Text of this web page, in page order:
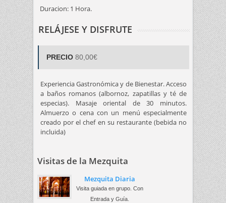
Duracion: 1 Hora.
RELÁJESE Y DISFRUTE
PRECIO 80,00€
Experiencia Gastronómica y de Bienestar. Acceso
a baños romanos (albornoz, zapatillas y té de
especias). Masaje oriental de 30 minutos.
Almuerzo o cena con un menú especialmente
creado por el chef en su restaurante (bebida no
incluida)
Visitas de la Mezquita
Mezquita Diaria
Visita guiada en grupo. Con
Entrada y Guía.